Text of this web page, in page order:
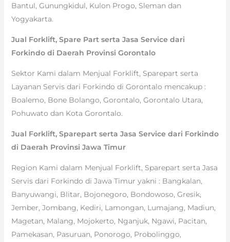
Bantul, Gunungkidul, Kulon Progo, Sleman dan
Yogyakarta.
Jual Forklift, Spare Part serta Jasa Service dari
Forkindo di Daerah Provinsi Gorontalo
Sektor Kami dalam Menjual Forklift, Sparepart serta
Layanan Servis dari Forkindo di Gorontalo mencakup :
Boalemo, Bone Bolango, Gorontalo, Gorontalo Utara,
Pohuwato dan Kota Gorontalo.
Jual Forklift, Sparepart serta Jasa Service dari Forkindo
di Daerah Provinsi Jawa Timur
Region Kami dalam Menjual Forklift, Sparepart serta Jasa
Servis dari Forkindo di Jawa Timur yakni : Bangkalan,
Banyuwangi, Blitar, Bojonegoro, Bondowoso, Gresik,
Jember, Jombang, Kediri, Lamongan, Lumajang, Madiun,
Magetan, Malang, Mojokerto, Nganjuk, Ngawi, Pacitan,
Pamekasan, Pasuruan, Ponorogo, Probolinggo,